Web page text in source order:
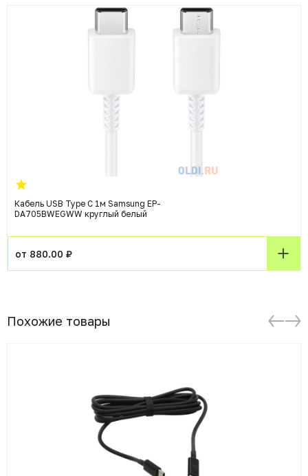
Кабель USB Type C 1м Samsung EP-
DA705BWEGWW круглый белый
от 880.00 ₽
Похожие товары